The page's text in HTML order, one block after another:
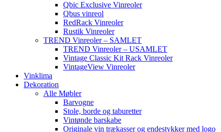
Qbic Exclusive Vinreoler
Qbus vinreol
RedRack Vinreoler
Rustik Vinreoler
TREND Vinreoler – SAMLET
TREND Vinreoler – USAMLET
Vintage Classic Kit Rack Vinreoler
VintageView Vinreoler
Vinklima
Dekoration
Alle Møbler
Barvogne
Stole, borde og taburetter
Vintønde barskabe
Originale vin trækasser og endestykker med logo